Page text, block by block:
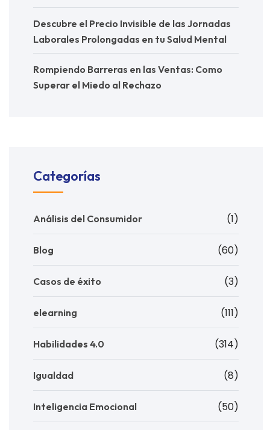
Descubre el Precio Invisible de las Jornadas
Laborales Prolongadas en tu Salud Mental
Rompiendo Barreras en las Ventas: Como
Superar el Miedo al Rechazo
Categorías
Análisis del Consumidor (1)
Blog (60)
Casos de éxito (3)
elearning (111)
Habilidades 4.0 (314)
Igualdad (8)
Inteligencia Emocional (50)